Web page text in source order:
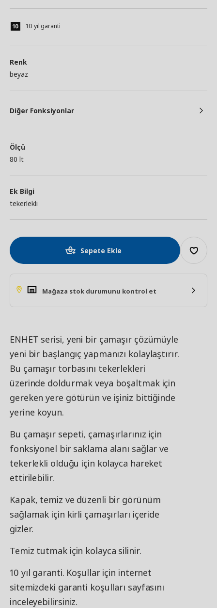
10 yıl garanti
Renk
beyaz
Diğer Fonksiyonlar
Ölçü
80 lt
Ek Bilgi
tekerlekli
Sepete Ekle
Mağaza stok durumunu kontrol et
ENHET serisi, yeni bir çamaşır çözümüyle
yeni bir başlangıç yapmanızı kolaylaştırır.
Bu çamaşır torbasını tekerlekleri
üzerinde doldurmak veya boşaltmak için
gereken yere götürün ve işiniz bittiğinde
yerine koyun.
Bu çamaşır sepeti, çamaşırlarınız için
fonksiyonel bir saklama alanı sağlar ve
tekerlekli olduğu için kolayca hareket
ettirilebilir.
Kapak, temiz ve düzenli bir görünüm
sağlamak için kirli çamaşırları içeride
gizler.
Temiz tutmak için kolayca silinir.
10 yıl garanti. Koşullar için internet
sitemizdeki garanti koşulları sayfasını
inceleyebilirsiniz.